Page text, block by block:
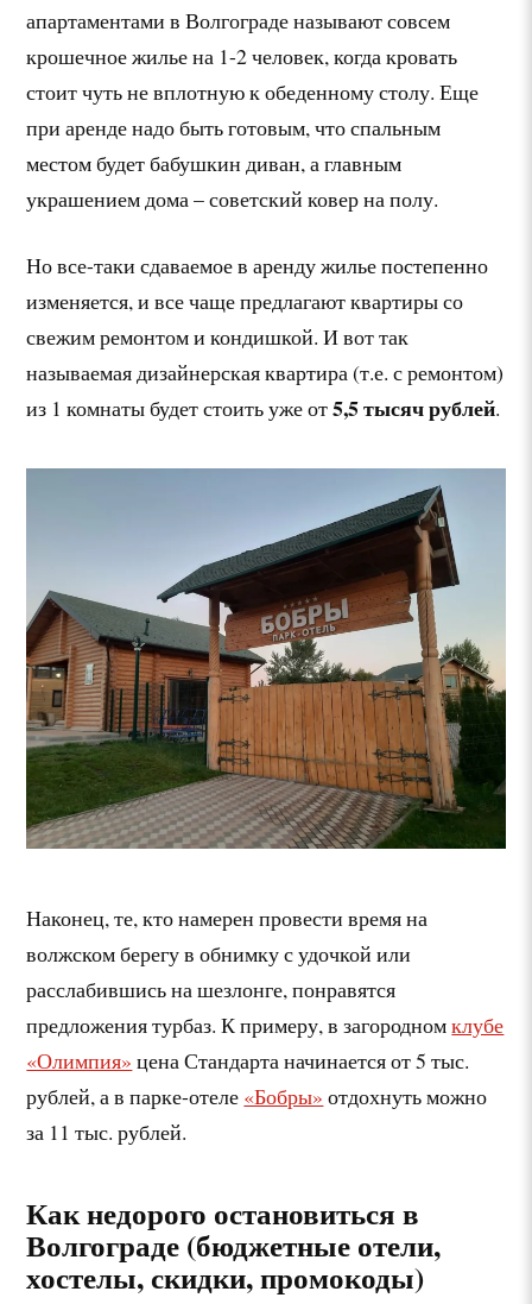
апартаментами в Волгограде называют совсем
крошечное жилье на 1-2 человек, когда кровать
стоит чуть не вплотную к обеденному столу. Еще
при аренде надо быть готовым, что спальным
местом будет бабушкин диван, а главным
украшением дома – советский ковер на полу.
Но все-таки сдаваемое в аренду жилье постепенно
изменяется, и все чаще предлагают квартиры со
свежим ремонтом и кондишкой. И вот так
называемая дизайнерская квартира (т.е. с ремонтом)
из 1 комнаты будет стоить уже от5,5 тысяч рублей.
Наконец, те, кто намерен провести время на
волжском берегу в обнимку с удочкой или
расслабившись на шезлонге, понравятся
предложения турбаз. К примеру, в загородномклубе
«Олимпия» цена Стандарта начинается от 5 тыс.
рублей, а в парке-отеле «Бобры» отдохнуть можно
за 11 тыс. рублей.
Как недорого остановиться в
Волгограде (бюджетные отели,
хостелы, скидки, промокоды)